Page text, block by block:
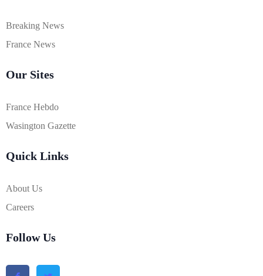
Breaking News
France News
Our Sites
France Hebdo
Wasington Gazette
Quick Links
About Us
Careers
Follow Us